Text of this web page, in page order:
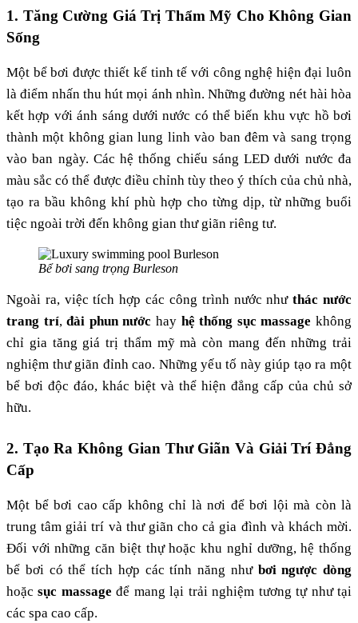
1. Tăng Cường Giá Trị Thẩm Mỹ Cho Không Gian
Sống
Một bể bơi được thiết kế tinh tế với công nghệ hiện đại luôn
là điểm nhấn thu hút mọi ánh nhìn. Những đường nét hài hòa
kết hợp với ánh sáng dưới nước có thể biến khu vực hồ bơi
thành một không gian lung linh vào ban đêm và sang trọng
vào ban ngày. Các hệ thống chiếu sáng LED dưới nước đa
màu sắc có thể được điều chỉnh tùy theo ý thích của chủ nhà,
tạo ra bầu không khí phù hợp cho từng dịp, từ những buổi
tiệc ngoài trời đến không gian thư giãn riêng tư​.
Bể bơi sang trọng Burleson
Ngoài ra, việc tích hợp các công trình nước nhưthác nước
trang trí,đài phun nước hay hệ thống sục massage không
chỉ gia tăng giá trị thẩm mỹ mà còn mang đến những trải
nghiệm thư giãn đỉnh cao. Những yếu tố này giúp tạo ra một
bể bơi độc đáo, khác biệt và thể hiện đẳng cấp của chủ sở
hữu.
2. Tạo Ra Không Gian Thư Giãn Và Giải Trí Đẳng
Cấp
Một bể bơi cao cấp không chỉ là nơi để bơi lội mà còn là
trung tâm giải trí và thư giãn cho cả gia đình và khách mời.
Đối với những căn biệt thự hoặc khu nghỉ dưỡng, hệ thống
bể bơi có thể tích hợp các tính năng như bơi ngược dòng
hoặcsục massage để mang lại trải nghiệm tương tự như tại
các spa cao cấp​.